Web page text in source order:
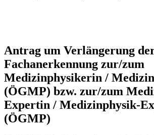
Antrag um Verlängerung
Fachanerkennung zur/zum
Medizinphysikerin /
(ÖGMP) bzw. zur/zum
Expertin / Medizinphysik-
(ÖGMP)